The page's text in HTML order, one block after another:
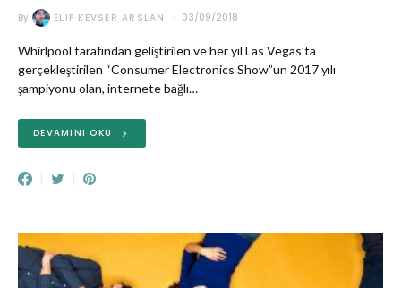
By ELIF KEVSER ARSLAN 03/09/2018
Whirlpool tarafından geliştirilen ve her yıl Las Vegas’ta
gerçekleştirilen “Consumer Electronics Show”un 2017 yılı
şampiyonu olan, internete bağlı…
DEVAMINI OKU